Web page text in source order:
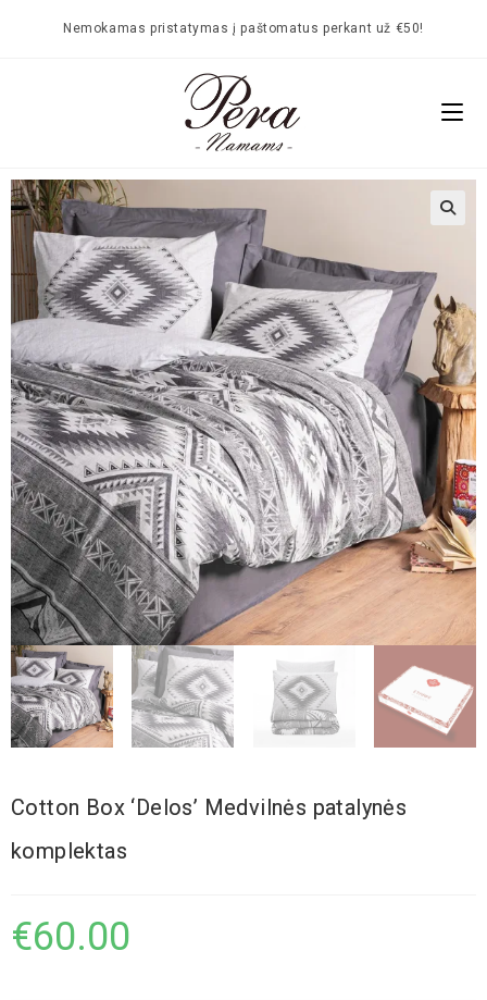
Nemokamas pristatymas į paštomatus perkant už €50!
Cotton Box ‘Delos’ Medvilnės patalynės
komplektas
€60.00